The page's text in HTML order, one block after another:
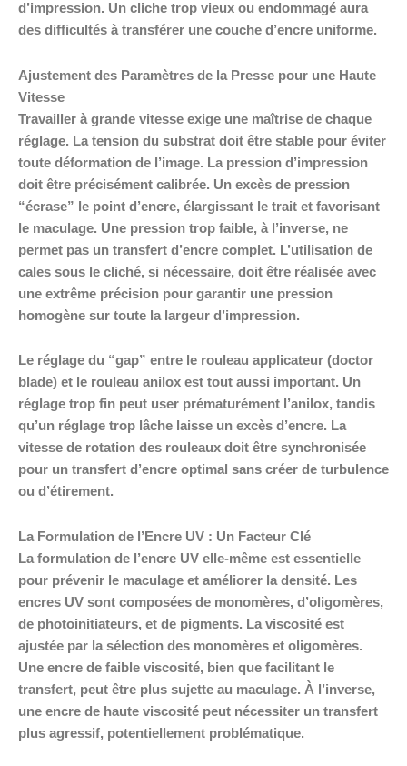
d’impression. Un cliche trop vieux ou endommagé aura
des difficultés à transférer une couche d’encre uniforme.
Ajustement des Paramètres de la Presse pour une Haute
Vitesse
Travailler à grande vitesse exige une maîtrise de chaque
réglage. La tension du substrat doit être stable pour éviter
toute déformation de l’image. La pression d’impression
doit être précisément calibrée. Un excès de pression
“écrase” le point d’encre, élargissant le trait et favorisant
le maculage. Une pression trop faible, à l’inverse, ne
permet pas un transfert d’encre complet. L’utilisation de
cales sous le cliché, si nécessaire, doit être réalisée avec
une extrême précision pour garantir une pression
homogène sur toute la largeur d’impression.
Le réglage du “gap” entre le rouleau applicateur (doctor
blade) et le rouleau anilox est tout aussi important. Un
réglage trop fin peut user prématurément l’anilox, tandis
qu’un réglage trop lâche laisse un excès d’encre. La
vitesse de rotation des rouleaux doit être synchronisée
pour un transfert d’encre optimal sans créer de turbulence
ou d’étirement.
La Formulation de l’Encre UV : Un Facteur Clé
La formulation de l’encre UV elle-même est essentielle
pour prévenir le maculage et améliorer la densité. Les
encres UV sont composées de monomères, d’oligomères,
de photoinitiateurs, et de pigments. La viscosité est
ajustée par la sélection des monomères et oligomères.
Une encre de faible viscosité, bien que facilitant le
transfert, peut être plus sujette au maculage. À l’inverse,
une encre de haute viscosité peut nécessiter un transfert
plus agressif, potentiellement problématique.